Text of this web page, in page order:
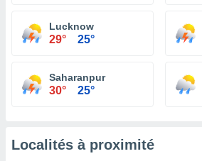
Lucknow
29° 25°
Saharanpur
30° 25°
Localités à proximité